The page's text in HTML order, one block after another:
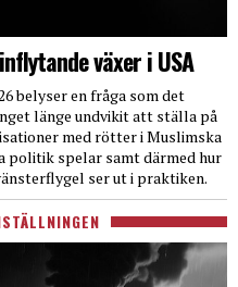
växer i USA
belyser en fråga som det
länge undvikit att ställa på
med rötter i Muslimska
politik spelar samt därmed hur
ser ut i praktiken.